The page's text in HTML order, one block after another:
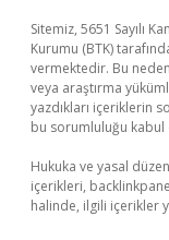
Sitemiz, 5651 Sayılı
Kurumu (BTK)
vermektedir. Bu
veya araştırma
yazdıkları içeriklerin
bu sorumluluğu kabul
Hukuka ve yasal
içerikleri,
halinde, ilgili içerikler